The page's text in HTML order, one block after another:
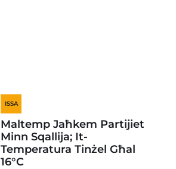
ISSA
Maltemp Jaħkem Partijiet
Minn Sqallija; It-
Temperatura Tinżel Għal
16°C